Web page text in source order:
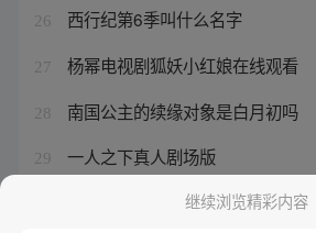
26 西行纪第6季叫什么名字
27 杨幂电视剧狐妖小红娘在线观看
28 南国公主的续缘对象是白月初吗
29 一人之下真人剧场版
继续浏览精彩内容